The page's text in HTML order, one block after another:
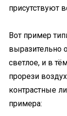
присутствуют
Вот пример
выразительно
светлое, и в
прорези
контрастные
примера: